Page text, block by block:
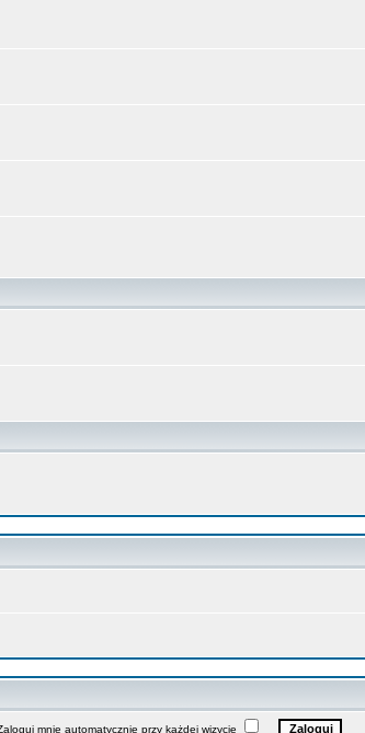
mnie automatycznie przy każdej wizycie